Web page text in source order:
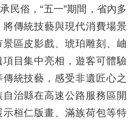
俗，“五一”期間，省內多
傳統技藝與現代消費場景
區皮影戲、琥珀雕刻、岫
目集中亮相，遊客可體驗
統技藝，感受非遺匠心之
治縣在高速公路服務區開
桓仁版畫、滿族荷包等特